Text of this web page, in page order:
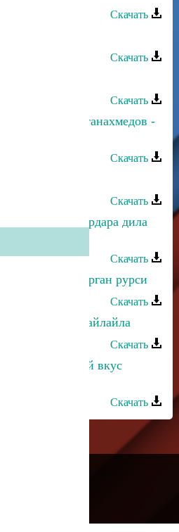
Скачать
осень
Скачать
Скачать
Альберт Султанахмедов -
Скачать
Скачать
- Чардара дила
Скачать
- Дарган рурси
Скачать
- Шайлайла
Скачать
- Горький вкус
Скачать